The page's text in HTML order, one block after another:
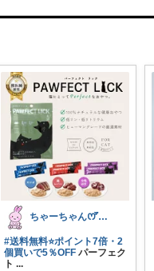
ちゃーちゃん‪ꯁꯧありがとう🫶🏻💕
#送料無料⭐️ポイント7倍・2
個買いで5％OFF パーフェク
ト ...